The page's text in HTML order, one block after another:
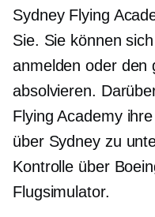
Sydney Flying
Sie. Sie können
anmelden oder den
absolvieren.
Flying Academy
über Sydney zu
Kontrolle über
Flugsimulator.